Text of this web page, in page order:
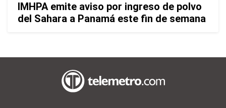
IMHPA emite aviso por ingreso de polvo
del Sahara a Panamá este fin de semana